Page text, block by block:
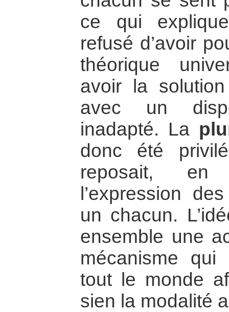
ce qui
refusé d’avoir
théorique
avoir la
avec un
inadapté. La
donc été
reposait, en
l’expression
un chacun.
ensemble une
mécanisme
tout le monde
sien la modalité